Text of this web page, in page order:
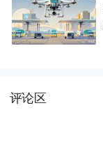
评论区